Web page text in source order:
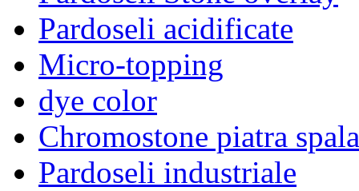
Pardoseli acidificate
Micro-topping
dye color
Chromostone piatra
Pardoseli industriale